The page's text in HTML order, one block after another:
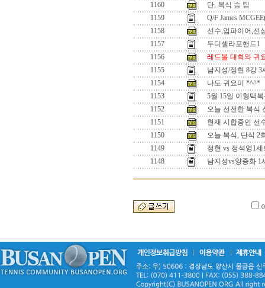
1160
단, 복식 승 팀
1159
Q/F James
1158
선수,엄파이어,선
1157
두디셀라포핸드1
1156
레드볼 대회와 귀
1155
남지성/정현 8강 3
1154
나도 귀요미 *^^*
1153
5월 15일 이형택
1152
오늘 선전한 복식
1151
현재 시합중인 선
1150
오늘 복식, 단식 2
1149
정현 vs 정석영1
1148
남지성vs양증화 1